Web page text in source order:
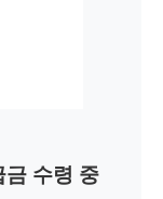
금 수령 중